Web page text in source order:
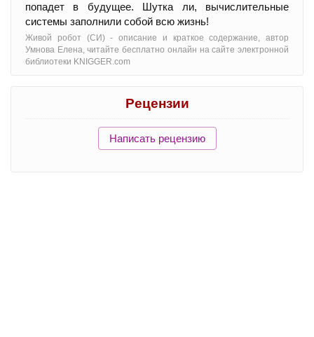
попадет в будущее. Шутка ли, вычислительные
системы заполнили собой всю жизнь!
Живой робот (СИ) - oписание и краткое содержание, автор
Умнова Елена, читайте бесплатно онлайн на сайте электронной
библиотеки KNIGGER.com
Рецензии
Написать рецензию